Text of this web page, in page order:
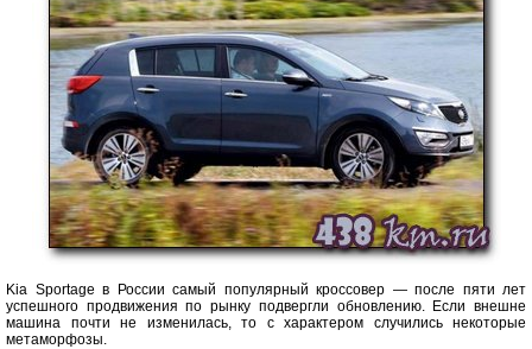
Kia Sportage в России самый популярный кроссовер — после пяти лет
успешного продвижения по рынку подвергли обновлению. Если внешне
машина почти не изменилась, то с характером случились некоторые
метаморфозы.